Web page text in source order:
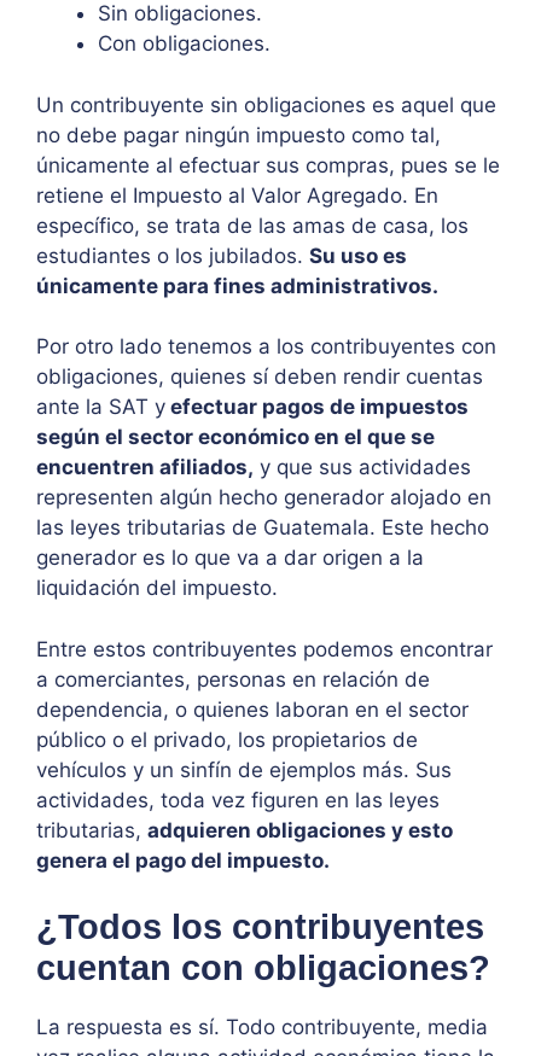
Sin obligaciones.
Con obligaciones.
Un contribuyente sin obligaciones es aquel que
no debe pagar ningún impuesto como tal,
únicamente al efectuar sus compras, pues se le
retiene el Impuesto al Valor Agregado. En
específico, se trata de las amas de casa, los
estudiantes o los jubilados. Su uso es
únicamente para fines administrativos.
Por otro lado tenemos a los contribuyentes con
obligaciones, quienes sí deben rendir cuentas
ante la SAT y efectuar pagos de impuestos
según el sector económico en el que se
encuentren afiliados, y que sus actividades
representen algún hecho generador alojado en
las leyes tributarias de Guatemala. Este hecho
generador es lo que va a dar origen a la
liquidación del impuesto.
Entre estos contribuyentes podemos encontrar
a comerciantes, personas en relación de
dependencia, o quienes laboran en el sector
público o el privado, los propietarios de
vehículos y un sinfín de ejemplos más. Sus
actividades, toda vez figuren en las leyes
tributarias, adquieren obligaciones y esto
genera el pago del impuesto.
¿Todos los contribuyentes
cuentan con obligaciones?
La respuesta es sí. Todo contribuyente, media